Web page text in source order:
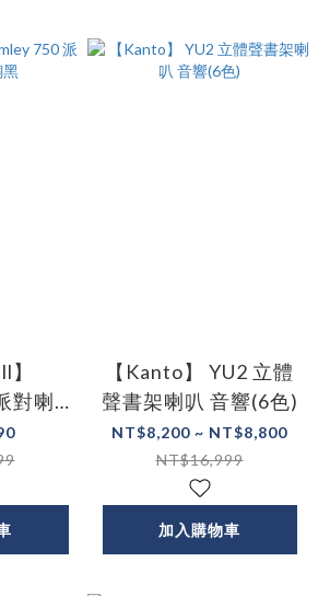
對喇叭
【Kanto】 YU2 立體
聲書架喇叭 音響(6色)
NT$8,200 ~ NT$8,800
NT$16,999
加入購物車